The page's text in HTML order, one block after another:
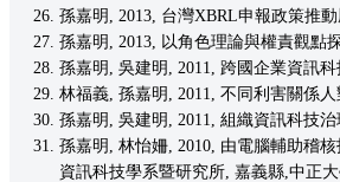
孫嘉明, 2013, 台灣XBRL申報政策推
孫嘉明, 2013, 以角色理論與權責觀點
孫嘉明, 吳建明, 2011, 跨國企業資訊
林福義, 孫嘉明, 2011, 不同利害關係
孫嘉明, 吳建明, 2011, 組織資訊科技
孫嘉明, 林怡姍, 2010, 由電腦輔助稽核
資訊科技學系暨研究所, 嘉義縣,中正